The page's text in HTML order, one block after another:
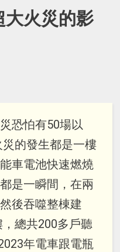
大火災的影
恐怕有50場以
的發生都是一樓
車電池快速燃燒
是一瞬間，在兩
後吞噬整棟建
總共200多戶聽
年電車跟電瓶